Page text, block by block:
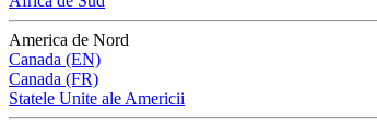
America de Nord
Canada (EN)
Canada (FR)
Statele Unite ale Americii